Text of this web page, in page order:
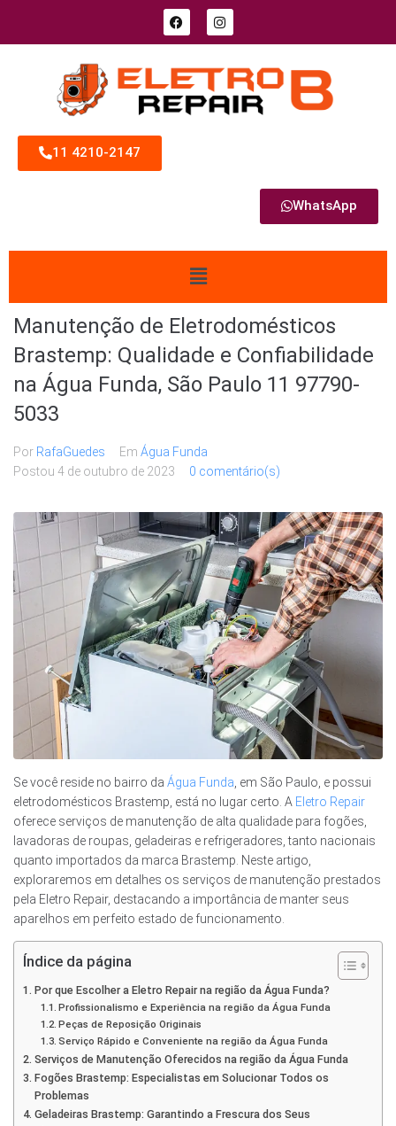
11 4210-2147
WhatsApp
Manutenção de Eletrodomésticos
Brastemp: Qualidade e Confiabilidade
na Água Funda, São Paulo 11 97790-
5033
Por RafaGuedes Em Água Funda
Postou 4 de outubro de 2023 0 comentário(s)
Se você reside no bairro da Água Funda , em São Paulo, e possui
eletrodomésticos Brastemp, está no lugar certo. A Eletro Repair
oferece serviços de manutenção de alta qualidade para fogões,
lavadoras de roupas, geladeiras e refrigeradores, tanto nacionais
quanto importados da marca Brastemp. Neste artigo,
exploraremos em detalhes os serviços de manutenção prestados
pela Eletro Repair, destacando a importância de manter seus
aparelhos em perfeito estado de funcionamento.
Índice da página
Por que Escolher a Eletro Repair na região da Água Funda?
Profissionalismo e Experiência na região da Água Funda
Peças de Reposição Originais
Serviço Rápido e Conveniente na região da Água Funda
Serviços de Manutenção Oferecidos na região da Água Funda
Fogões Brastemp: Especialistas em Solucionar Todos os
Problemas
Geladeiras Brastemp: Garantindo a Frescura dos Seus